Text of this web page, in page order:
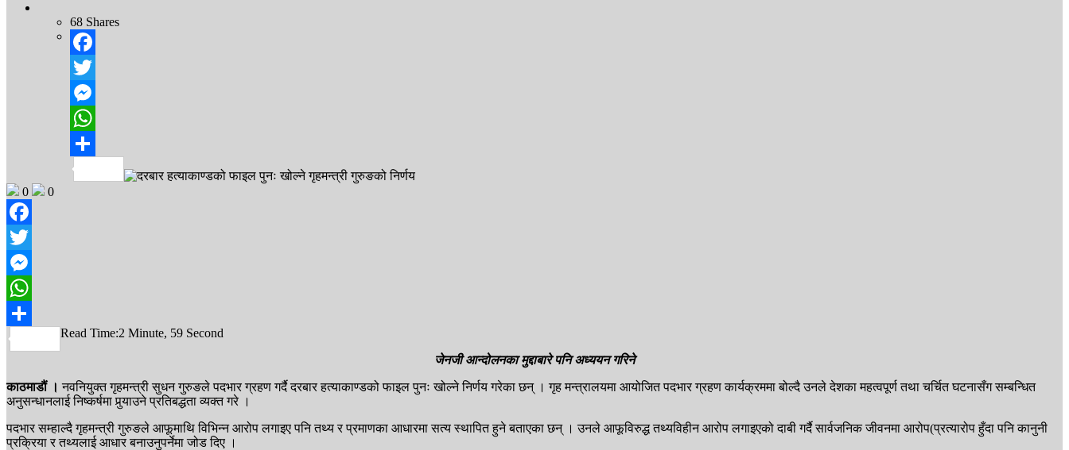
68 Shares
Facebook
Twitter
Messenger
WhatsApp
Share
0
0
Facebook
Twitter
Messenger
WhatsApp
Share
Read Time:2 Minute, 59 Second
जेनजी आन्दोलनका मुद्दाबारे पनि अध्ययन गरिने
काठमाडौं । नवनियुक्त गृहमन्त्री सुधन गुरुङले पदभार ग्रहण गर्दै दरबार हत्याकाण्डको फाइल पुनः खोल्ने निर्णय गरेका छन् । गृह मन्त्रालयमा आयोजित पदभार ग्रहण कार्यक्रममा बोल्दै उनले देशका महत्वपूर्ण तथा चर्चित घटनासँग सम्बन्धित
अनुसन्धानलाई निष्कर्षमा पुर्‍याउने प्रतिबद्धता व्यक्त गरे ।
पदभार सम्हाल्दै गृहमन्त्री गुरुङले आफूमाथि विभिन्न आरोप लगाइए पनि तथ्य र प्रमाणका आधारमा सत्य स्थापित हुने बताएका छन् । उनले आफूविरुद्ध तथ्यविहीन आरोप लगाइएको दाबी गर्दै सार्वजनिक जीवनमा आरोप(प्रत्यारोप हुँदा पनि कानुनी
प्रक्रिया र तथ्यलाई आधार बनाउनुपर्नेमा जोड दिए ।